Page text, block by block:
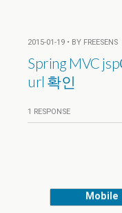
2015-01-19 • BY FREESENS
Spring MVC
url 확인
1 RESPONSE
Mobile